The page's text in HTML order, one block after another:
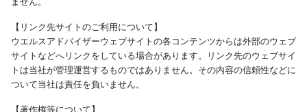
【リンク先サイトのご利用について】
ウエルスアドバイザーウェブサイトの各コンテンツからは外部のウェブ
サイトなどへリンクをしている場合があります。リンク先のウェブサイ
トは当社が管理運営するものではありません。その内容の信頼性などに
ついて当社は責任を負いません。
【著作権等について】